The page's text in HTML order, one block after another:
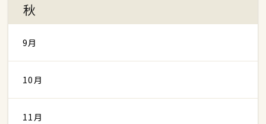
秋
9月
10月
11月